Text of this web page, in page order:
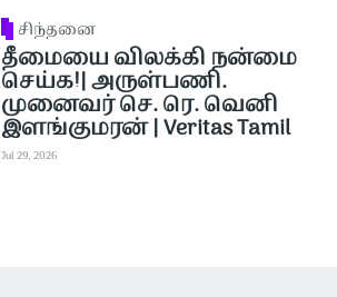
சிந்தனை
தீமையை விலக்கி நன்மை
செய்க!| அருள்பணி.
முனைவர் செ. ரெ. வெனி
இளங்குமரன் | Veritas Tamil
Jul 29, 2026